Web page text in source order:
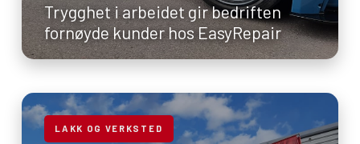
Trygghet i arbeidet gir bedriften
fornøyde kunder hos EasyRepair
LAKK OG VERKSTED